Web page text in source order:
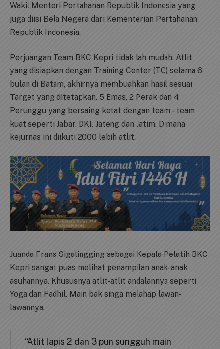
Wakil Menteri Pertahanan Republik Indonesia yang
juga diisi Bela Negera dari Kementerian Pertahanan
Republik Indonesia.
Perjuangan Team BKC Kepri tidak lah mudah. Atlit
yang disiapkan dengan Training Center (TC) selama 6
bulan di Batam, akhirnya membuahkan hasil sesuai
Target yang ditetapkan. 5 Emas, 2 Perak dan 4
Perunggu yang bersaing ketat dengan team – team
kuat seperti Jabar, DKI, Jateng dan Jatim. Dimana
kejurnas ini diikuti 2000 lebih atlit.
Juanda Frans Sigalingging sebagai Kepala Pelatih BKC
Kepri sangat puas melihat penampilan anak-anak
asuhannya. Khususnya atlit-atlit andalannya seperti
Yoga dan Fadhil. Main bak singa melahap lawan-
lawannya.
“Atlit lapis 2 dan 3 pun sungguh main